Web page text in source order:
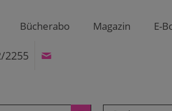
Bücherabo Magazin E-
2255